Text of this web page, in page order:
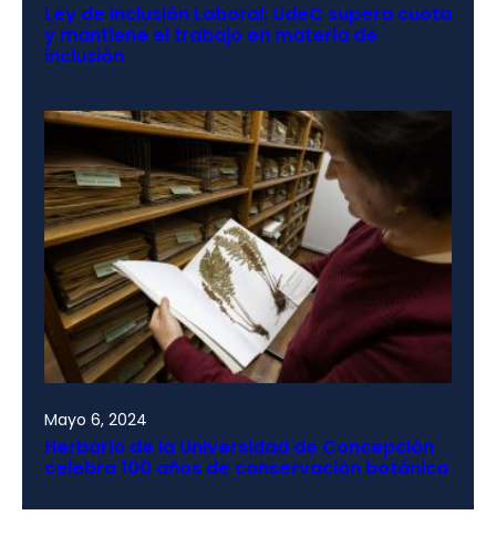
Ley de Inclusión Laboral: UdeC supera cuota
y mantiene el trabajo en materia de
inclusión
Mayo 6, 2024
Herbario de la Universidad de Concepción
celebra 100 años de conservación botánica